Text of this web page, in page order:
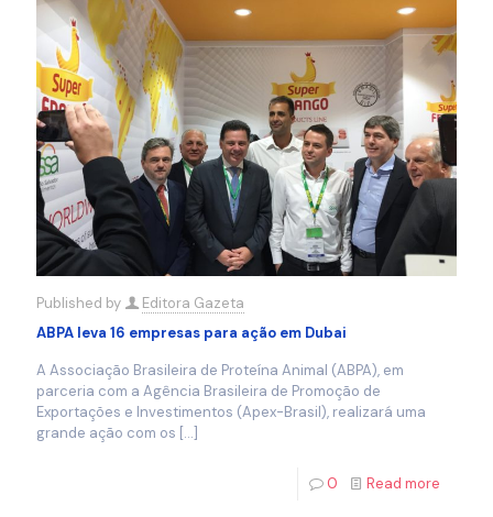
Published by
Editora Gazeta
ABPA leva 16 empresas para ação em Dubai
A Associação Brasileira de Proteína Animal (ABPA), em
parceria com a Agência Brasileira de Promoção de
Exportações e Investimentos (Apex-Brasil), realizará uma
grande ação com os […]
0 Read more